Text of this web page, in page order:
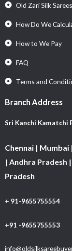
Old Zari Silk
How Do We
How to We Pay
FAQ
Terms and
Branch Address
Sri Kanchi
Chennai |
| Andhra Pradesh
Pradesh
+ 91-9655755554
+91 -9655755553